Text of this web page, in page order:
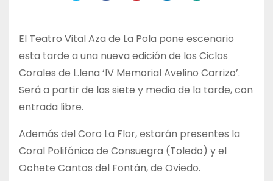
El Teatro Vital Aza de La Pola pone escenario
esta tarde a una nueva edición de los Ciclos
Corales de L.lena ‘IV Memorial Avelino Carrizo’.
Será a partir de las siete y media de la tarde, con
entrada libre.
Además del Coro La Flor, estarán presentes la
Coral Polifónica de Consuegra (Toledo) y el
Ochete Cantos del Fontán, de Oviedo.